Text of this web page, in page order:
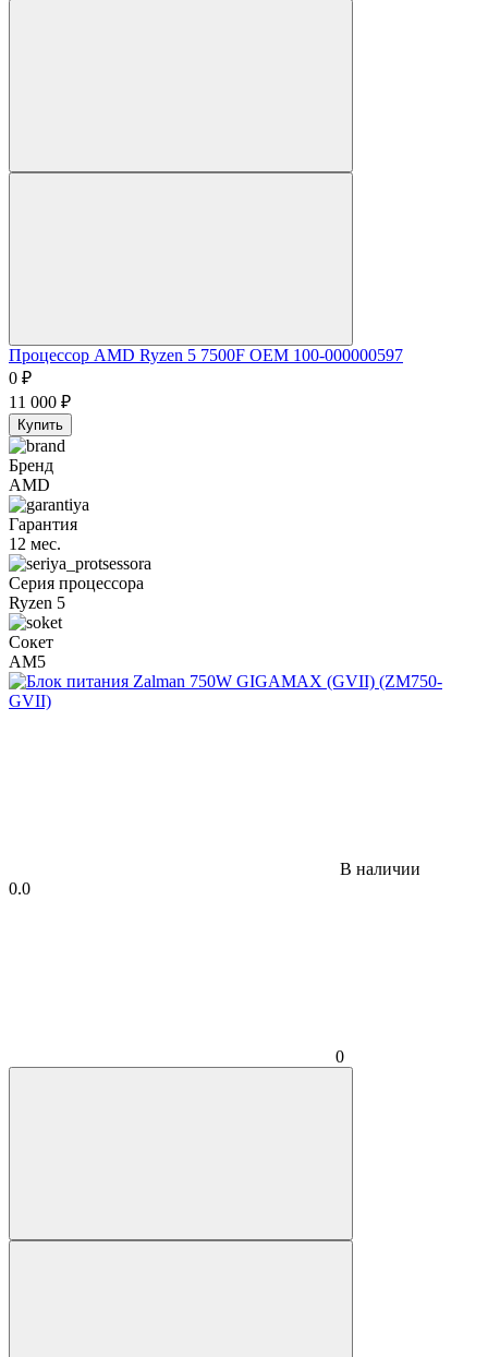
Процессор AMD Ryzen 5 7500F OEM 100-000000597
0 ₽
11 000 ₽
Купить
Бренд
AMD
Гарантия
12 мес.
Серия процессора
Ryzen 5
Сокет
AM5
В наличии
0.0
0